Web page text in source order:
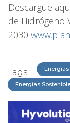
Descargue
de Hidrógeno
2030
Tags: Energías
Energías